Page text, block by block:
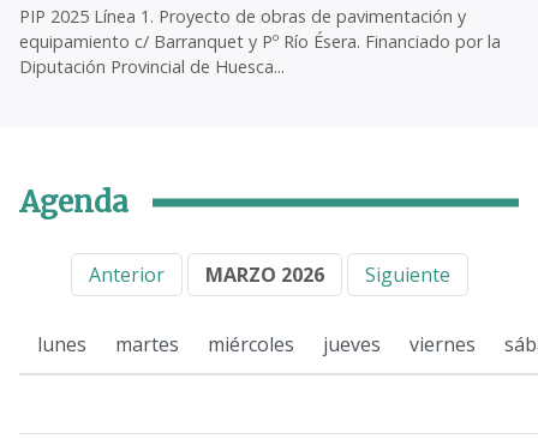
PIP 2025 Línea 1. Proyecto de obras de pavimentación y
equipamiento c/ Barranquet y Pº Río Ésera. Financiado por la
Diputación Provincial de Huesca...
Agenda
Anterior MARZO 2026 Siguiente
lunes martes miércoles jueves viernes